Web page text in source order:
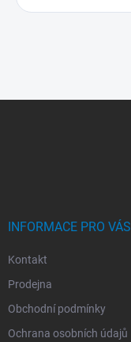
INFORMACE PRO VÁS
Kontakt
Prodejna
Obchodní podmínky
Ochrana osobních údajů